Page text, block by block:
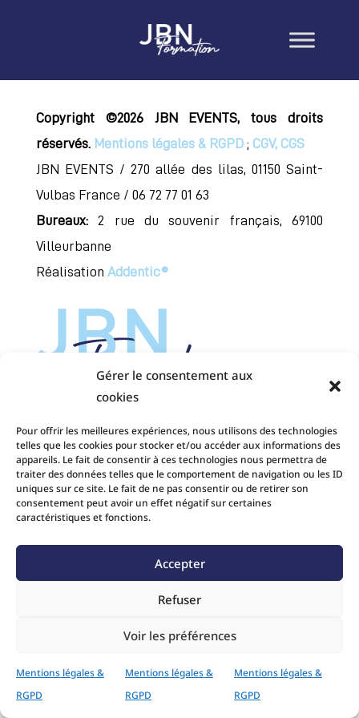
Gérer le consentement aux
cookies
Pour offrir les meilleures expériences, nous utilisons des technologies
telles que les cookies pour stocker et/ou accéder aux informations des
appareils. Le fait de consentir à ces technologies nous permettra de
traiter des données telles que le comportement de navigation ou les ID
uniques sur ce site. Le fait de ne pas consentir ou de retirer son
consentement peut avoir un effet négatif sur certaines
caractéristiques et fonctions.
Accepter
Refuser
Voir les préférences
Mentions légales &
RGPD
Mentions légales &
RGPD
Mentions légales &
RGPD
Copyright ©2026 JBN EVENTS, tous droits
réservés. Mentions légales & RGPD; CGV, CGS
JBN EVENTS / 270 allée des lilas, 01150 Saint-
Vulbas France / 06 72 77 01 63
Bureaux:2 rue du souvenir français, 69100
Villeurbanne
Réalisation Addentic®